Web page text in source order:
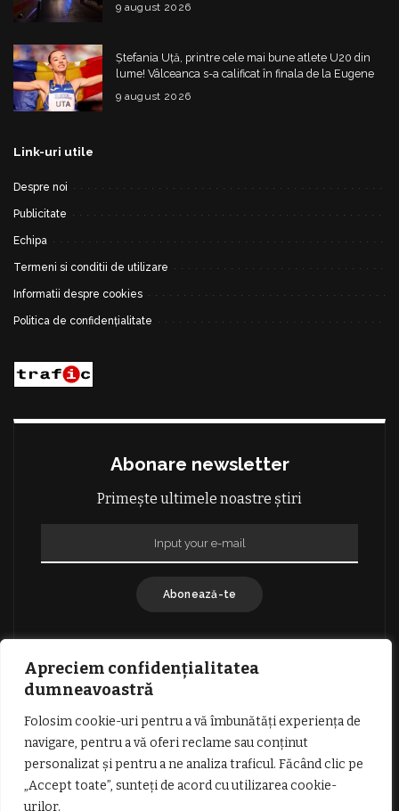
Apreciem confidențialitatea
dumneavoastră
Folosim cookie-uri pentru a vă îmbunătăți experiența de
navigare, pentru a vă oferi reclame sau conținut
personalizat și pentru a ne analiza traficul. Făcând clic pe
„Accept toate”, sunteți de acord cu utilizarea cookie-
urilor.
9 august 2026
Ștefania Uță, printre cele mai bune atlete U20 din
lume! Vâlceanca s-a calificat în finala de la Eugene
9 august 2026
Link-uri utile
Despre noi
Publicitate
Echipa
Termeni si conditii de utilizare
Informatii despre cookies
Politica de confidențialitate
Abonare newsletter
Primește ultimele noastre știri
Abonează-te
TERMENI SI CONDITII DE UTILIZARE
INFORMATII DESPRE COOKIES
DESPRE NOI
PUBLICITATE